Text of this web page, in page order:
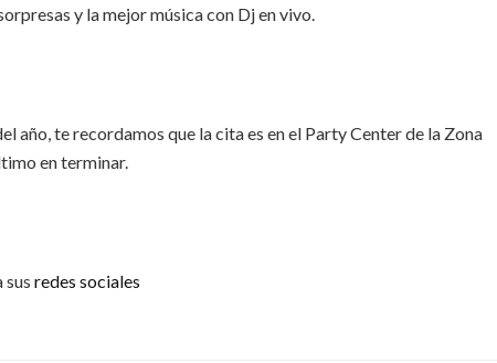
y la mejor música con Dj en vivo.
año, te recordamos que la cita es en el Party Center de la Zona
en terminar.
sus redes sociales